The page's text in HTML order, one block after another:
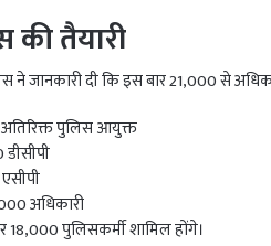
की तैयारी
ने जानकारी दी कि इस बार 21,000 से
अतिरिक्त पुलिस आयुक्त
अधिकारी
18,000 पुलिसकर्मी शामिल होंगे।